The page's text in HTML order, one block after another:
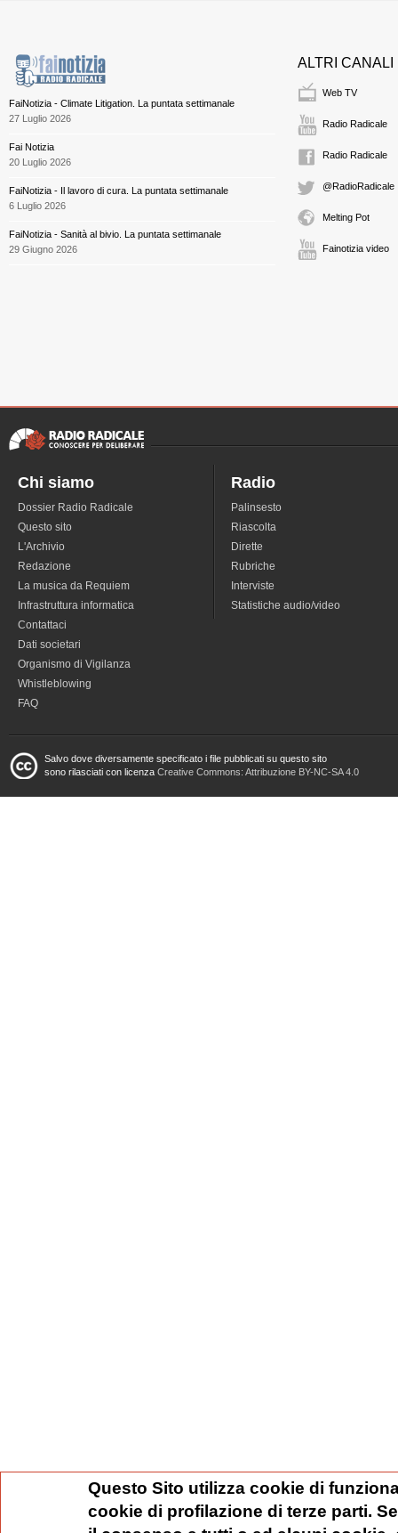
FaiNotizia - Climate Litigation. La puntata settimanale
27 Luglio 2026
Fai Notizia
20 Luglio 2026
FaiNotizia - Il lavoro di cura. La puntata settimanale
6 Luglio 2026
FaiNotizia - Sanità al bivio. La puntata settimanale
29 Giugno 2026
ALTRI CANALI
Web TV
Radio Radicale
Radio Radicale
@RadioRadicale
Melting Pot
Fainotizia video
Chi siamo
Dossier Radio Radicale
Questo sito
L'Archivio
Redazione
La musica da Requiem
Infrastruttura informatica
Contattaci
Dati societari
Organismo di Vigilanza
Whistleblowing
FAQ
Radio
Palinsesto
Riascolta
Dirette
Rubriche
Interviste
Statistiche audio/video
Salvo dove diversamente specificato i file pubblicati su questo sito
sono rilasciati con licenza Creative Commons: Attribuzione BY-NC-SA 4.0
Questo Sito utilizza cookie di
cookie di profilazione di terze parti.